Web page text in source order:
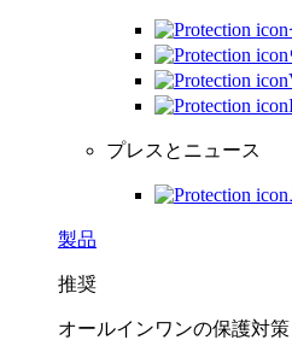
プレスとニュース
製品
推奨
オールインワンの保護対策